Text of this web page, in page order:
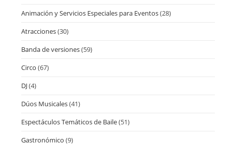
Animación y Servicios Especiales para Eventos(28)
Atracciones(30)
Banda de versiones(59)
Circo (67)
DJ(4)
Dúos Musicales(41)
Espectáculos Temáticos de Baile(51)
Gastronómico (9)